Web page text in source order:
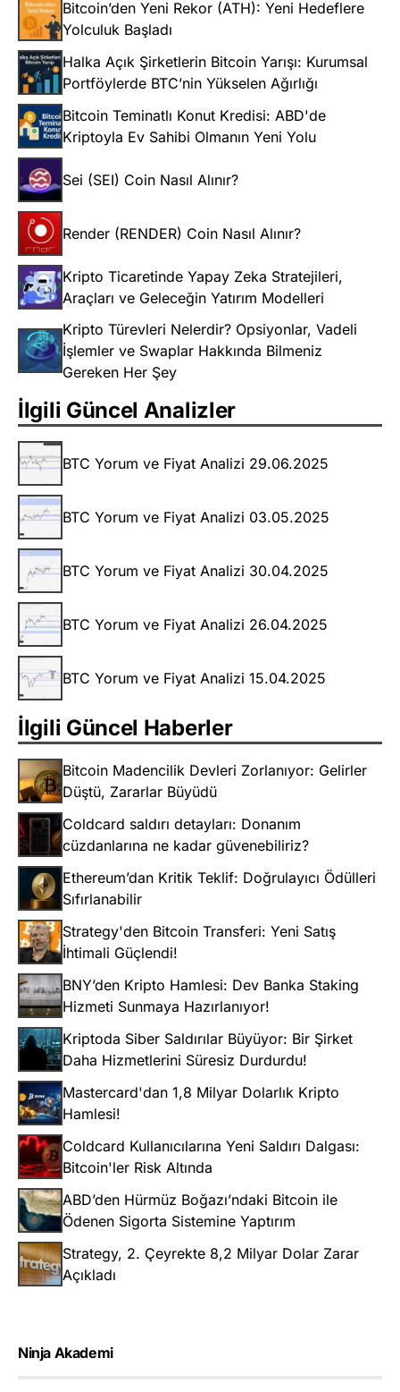
Bitcoin’den Yeni Rekor (ATH): Yeni Hedeflere
Yolculuk Başladı
Halka Açık Şirketlerin Bitcoin Yarışı: Kurumsal
Portföylerde BTC’nin Yükselen Ağırlığı
Bitcoin Teminatlı Konut Kredisi: ABD'de
Kriptoyla Ev Sahibi Olmanın Yeni Yolu
Sei (SEI) Coin Nasıl Alınır?
Render (RENDER) Coin Nasıl Alınır?
Kripto Ticaretinde Yapay Zeka Stratejileri,
Araçları ve Geleceğin Yatırım Modelleri
Kripto Türevleri Nelerdir? Opsiyonlar, Vadeli
İşlemler ve Swaplar Hakkında Bilmeniz
Gereken Her Şey
İlgili Güncel Analizler
BTC Yorum ve Fiyat Analizi 29.06.2025
BTC Yorum ve Fiyat Analizi 03.05.2025
BTC Yorum ve Fiyat Analizi 30.04.2025
BTC Yorum ve Fiyat Analizi 26.04.2025
BTC Yorum ve Fiyat Analizi 15.04.2025
İlgili Güncel Haberler
Bitcoin Madencilik Devleri Zorlanıyor: Gelirler
Düştü, Zararlar Büyüdü
Coldcard saldırı detayları: Donanım
cüzdanlarına ne kadar güvenebiliriz?
Ethereum’dan Kritik Teklif: Doğrulayıcı Ödülleri
Sıfırlanabilir
Strategy'den Bitcoin Transferi: Yeni Satış
İhtimali Güçlendi!
BNY’den Kripto Hamlesi: Dev Banka Staking
Hizmeti Sunmaya Hazırlanıyor!
Kriptoda Siber Saldırılar Büyüyor: Bir Şirket
Daha Hizmetlerini Süresiz Durdurdu!
Mastercard'dan 1,8 Milyar Dolarlık Kripto
Hamlesi!
Coldcard Kullanıcılarına Yeni Saldırı Dalgası:
Bitcoin'ler Risk Altında
ABD’den Hürmüz Boğazı’ndaki Bitcoin ile
Ödenen Sigorta Sistemine Yaptırım
Strategy, 2. Çeyrekte 8,2 Milyar Dolar Zarar
Açıkladı
Ninja Akademi